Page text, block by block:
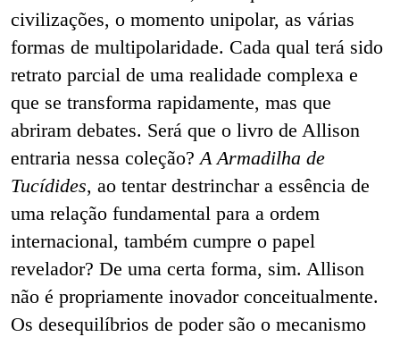
civilizações, o momento unipolar, as várias
formas de multipolaridade. Cada qual terá sido
retrato parcial de uma realidade complexa e
que se transforma rapidamente, mas que
abriram debates. Será que o livro de Allison
entraria nessa coleção?A Armadilha de
Tucídides, ao tentar destrinchar a essência de
uma relação fundamental para a ordem
internacional, também cumpre o papel
revelador? De uma certa forma, sim. Allison
não é propriamente inovador conceitualmente.
Os desequilíbrios de poder são o mecanismo